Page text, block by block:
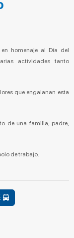
homenaje al Día del
actividades tanto
que engalanan esta
de una familia, padre,
de trabajo.